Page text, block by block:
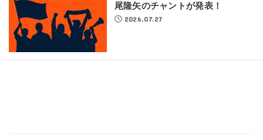
尾隆矢のチャントが発表！
2026.07.27